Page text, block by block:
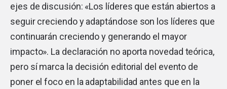
ejes de discusión: «Los líderes que están abiertos a
seguir creciendo y adaptándose son los líderes que
continuarán creciendo y generando el mayor
impacto». La declaración no aporta novedad teórica,
pero sí marca la decisión editorial del evento de
poner el foco en la adaptabilidad antes que en la